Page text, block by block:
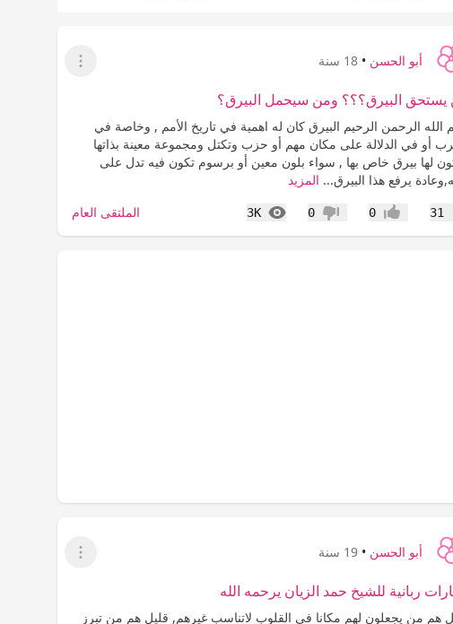
أبو الحسن • 18 سنة
عرض القائمة
البيرق؟؟؟ ومن سيحمل البيرق؟
الله الرحمن الرحيم البيرق كان له اهمية في تاريخ الأمم , وخاصة في
أو في الدلالة على مكان مهم أو حزب وتكتل ومجموعة معينة بذاتها
لها بيرق خاص بها , سواء بلون معين أو برسوم تكون فيه تدل على
يرفع هذا البيرق... المزيد
31 إعجاب0 عدم إعجاب
0
3K
المشاهدات الملتقى العام
أبو الحسن • 19 سنة
عرض القائمة
ربانية للشيخ حمد الزيان يرحمه الله
هم من يجعلون لهم مكانا في القلوب لاتناسب غيرهم, قليل هم من تبرز